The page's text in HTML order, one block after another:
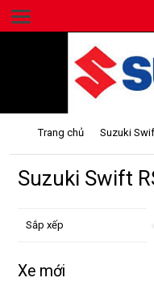
Số 189 đường
Trang chủ Suzuki
Suzuki Swift
Sắp xếp
Xe mới